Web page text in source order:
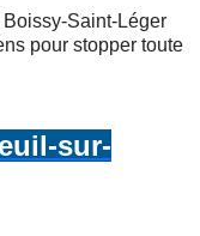
Saint-Léger
pour stopper toute
sur-